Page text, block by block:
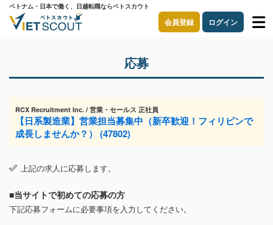
ベトナム・日本で働く、日越転職ならベトスカウト
会員登録 ログイン
応募
RCX Recruitment Inc. / 営業・セールス 正社員
【日系製造業】営業担当募集中（新卒歓迎！フィリピンで
成長しませんか？） (47802)
上記の求人に応募します。
■当サイトで初めての応募の方
下記応募フォームに必要事項を入力してください。